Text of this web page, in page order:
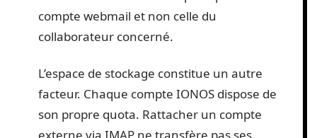
compte webmail et non celle du
collaborateur concerné.
L’espace de stockage constitue un autre
facteur. Chaque compte IONOS dispose de
son propre quota. Rattacher un compte
externe via IMAP ne transfère pas ses